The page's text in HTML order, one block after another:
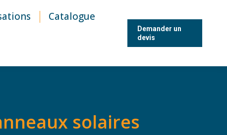
Catalogue
Demander un
devis
solaires